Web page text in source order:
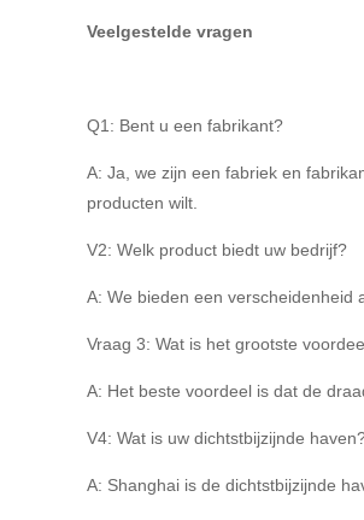
Veelgestelde vragen
Q1: Bent u een fabrikant?
A: Ja, we zijn een fabriek en
producten wilt.
V2: Welk product biedt uw bedrijf?
A: We bieden een verscheidenheid
Vraag 3: Wat is het grootste
A: Het beste voordeel is dat de
V4: Wat is uw dichtstbijzijnde
A: Shanghai is de dichtstbijzijnde